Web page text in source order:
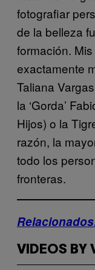
fotografiar
de la belleza
formación.
exactamente
Taliana
la ‘Gorda’
Hijos) o la
razón, la
todo los
fronteras.
VIDEOS BY